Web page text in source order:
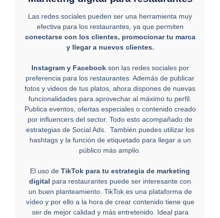
Las redes sociales pueden ser una herramienta muy
efectiva para los restaurantes, ya que permiten
conectarse con los clientes, promocionar tu marca
y llegar a nuevos clientes.
Instagram y Facebookson las redes sociales por
preferencia para los restaurantes. Además de publicar
fotos y videos de tus platos, ahora dispones de nuevas
funcionalidades para aprovechar al máximo tu perfil.
Publica eventos, ofertas especiales o contenido creado
por influencers del sector. Todo esto acompañado de
estrategias de Social Ads. También puedes utilizar los
hashtags y la función de etiquetado para llegar a un
público más amplio.
El uso de TikTok para tu estrategia de marketing
digital para restaurantes puede ser interesante con
un buen planteamiento. TikTok es una plataforma de
vídeo y por ello a la hora de crear contenido tiene que
ser de mejor calidad y más entretenido. Ideal para